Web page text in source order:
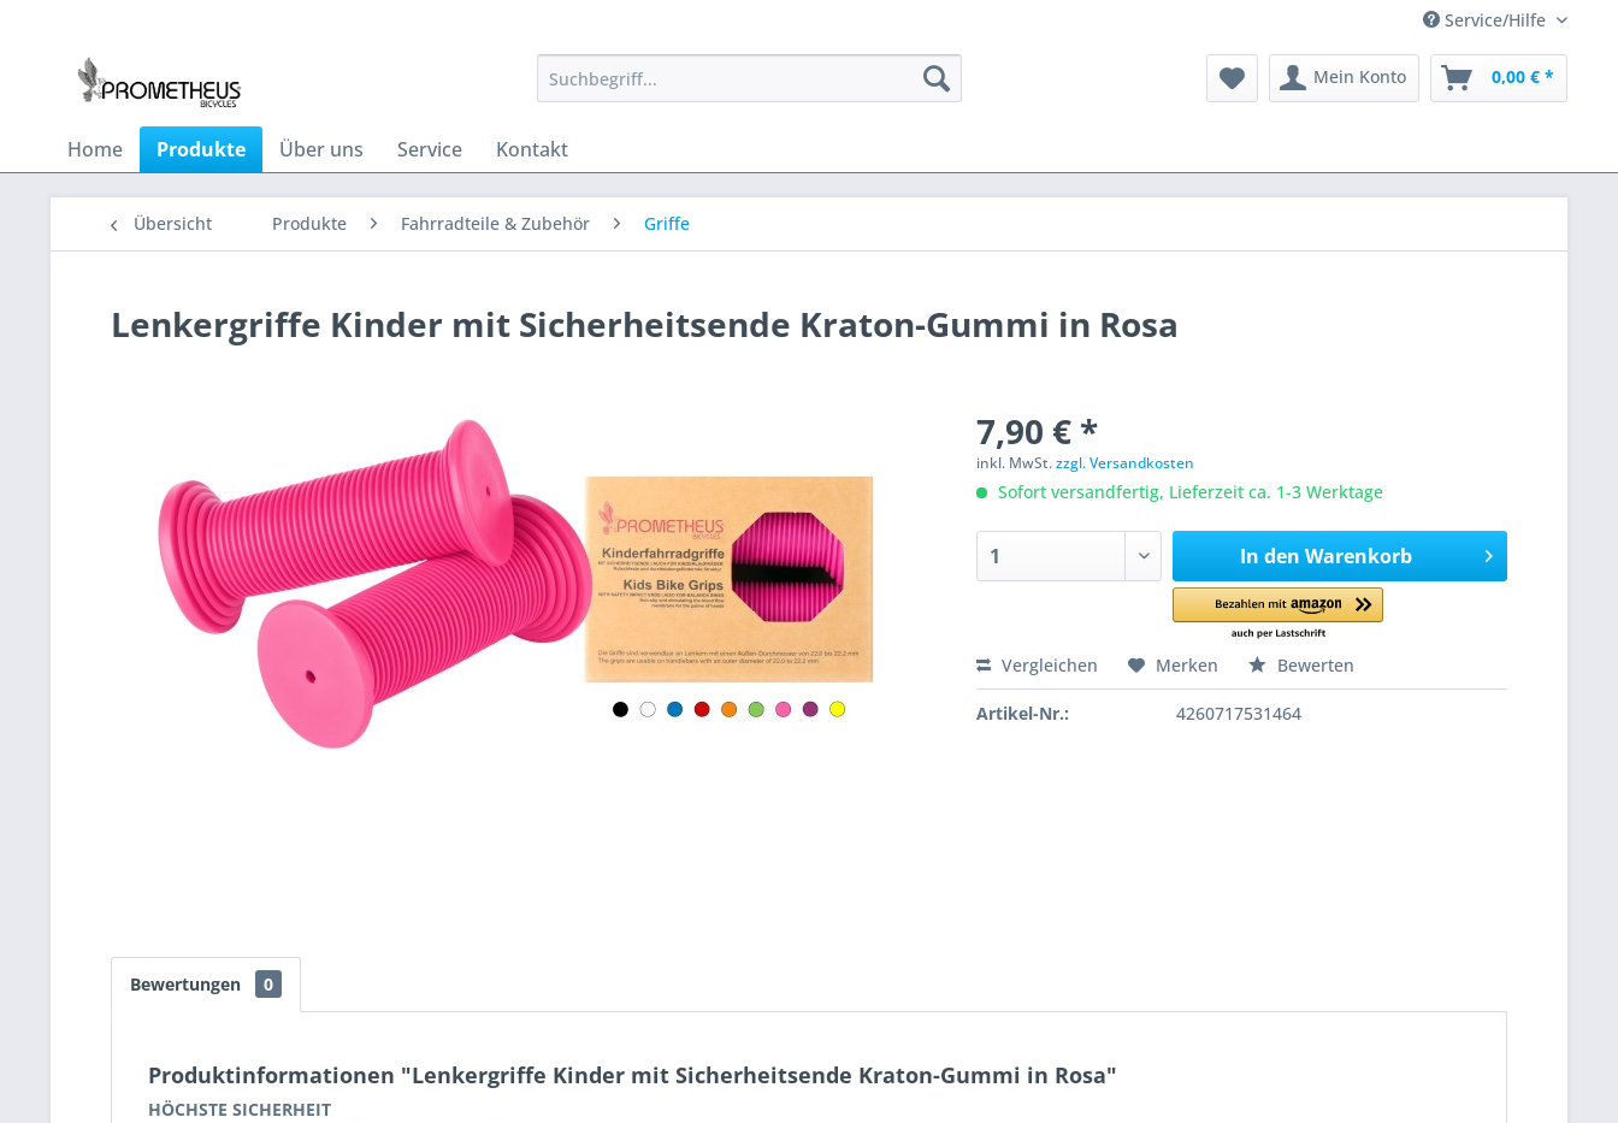
Service/Hilfe
Mein Konto 0,00 € *
Home Produkte Über uns Service Kontakt
Übersicht Produkte Fahrradteile & Zubehör Griffe
Lenkergriffe Kinder mit Sicherheitsende Kraton-Gummi in Rosa
7,90 € *
inkl. MwSt.zzgl. Versandkosten
Sofort versandfertig, Lieferzeit ca. 1-3 Werktage
In den Warenkorb
Vergleichen Merken Bewerten
Artikel-Nr.: 4260717531464
Bewertungen 0
Produktinformationen "Lenkergriffe Kinder mit Sicherheitsende Kraton-Gummi in Rosa"
HÖCHSTE SICHERHEIT